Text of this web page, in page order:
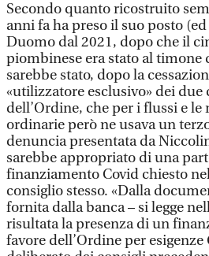
Secondo quanto ricostruito
anni fa ha preso il suo posto
Duomo dal 2021, dopo che il
piombinese era stato al timone
sarebbe stato, dopo la
«utilizzatore esclusivo» dei
dell’Ordine, che per i flussi e
ordinarie però ne usava un
denuncia presentata da
sarebbe appropriato di una
finanziamento Covid chiesto
consiglio stesso. «Dalla
fornita dalla banca – si legge
risultata la presenza di un
favore dell’Ordine per